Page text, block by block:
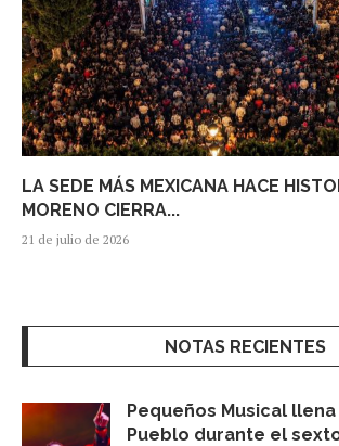
LA SEDE MÁS MEXICANA HACE
MORENO CIERRA...
21 de julio de 2026
NOTAS RECIENTES
Pequeños Musical
Pueblo durante el